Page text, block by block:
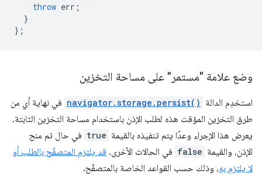
throw err ;
}
};
وضع علامة "مستمر" على مساحة التخزين
استخدِم الدالة navigator.storage.persist() في نهاية أي من
طرق التخزين المؤقت هذه لطلب الإذن باستخدام مساحة التخزين الثابتة.
يعرض هذا الإجراء وعدًا يتم تنفيذه بالقيمة true في حال تم منح
الإذن، والقيمة false في الحالات الأخرى. قد يلتزم المتصفّح بالطلب أو
لا يلتزم به، وذلك حسب القواعد الخاصة بالمتصفّح.